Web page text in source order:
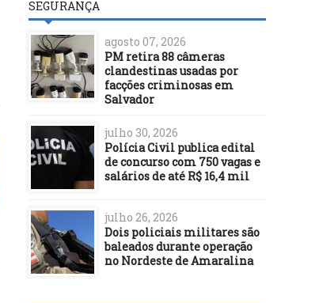
BASTIDORES
20/08/24
STF deve retomar discussões
BASTIDORES
22/11/23
Bolsa da Argentina salta
SEGURANÇA
agosto 07, 2026
PM retira 88 câmeras
clandestinas usadas por
facções criminosas em
Salvador
julho 30, 2026
Polícia Civil publica edital
de concurso com 750 vagas e
salários de até R$ 16,4 mil
julho 26, 2026
Dois policiais militares são
baleados durante operação
no Nordeste de Amaralina